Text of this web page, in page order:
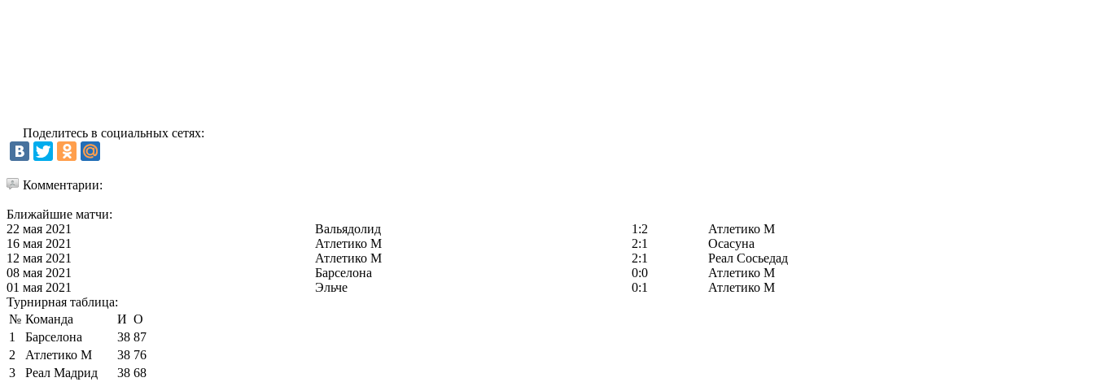
Поделитесь в социальных сетях:
Комментарии:
Ближайшие матчи:
22 мая 2021
Вальядолид 1:2
Атлетико М
16 мая 2021
Атлетико М 2:1
Осасуна
12 мая 2021
Атлетико М 2:1
Реал Сосьедад
08 мая 2021
Барселона 0:0
Атлетико М
01 мая 2021
Эльче 0:1
Атлетико М
Турнирная таблица:
№ Команда И О
1
Барселона 38 87
2
Атлетико М 38 76
3
Реал Мадрид 38 68